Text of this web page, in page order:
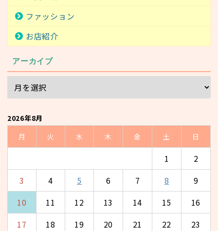
ファッション
お店紹介
アーカイブ
2026年8月
月
火 水 木 金 土 日
1
2
3
4 5 6 7 8
9
10
11 12 13 14 15
16
17
18 19 20 21 22
23